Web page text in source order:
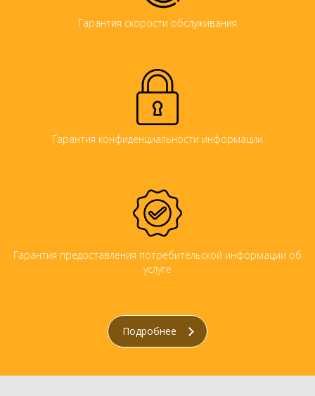
Гарантия скорости обслуживания
Гарантия конфиденциальности информации
Гарантия предоставления потребительской информации об
услуге
Подробнее